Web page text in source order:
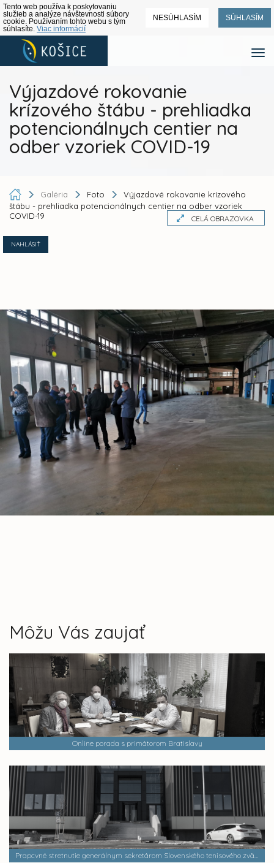
Tento web používa k poskytovaniu
služieb a analýze návštevnosti súbory
cookie. Používaním tohto webu s tým
súhlasíte. Viac informácií
NESÚHLASÍM SÚHLASÍM
Výjazdové rokovanie
krízového štábu - prehliadka
potencionálnych centier na
odber vzoriek COVID-19
Galéria Foto
Výjazdové rokovanie krízového
štábu - prehliadka potencionálnych centier na odber vzoriek
COVID-19
CELÁ OBRAZOVKA
NAHLÁSIŤ
Môžu Vás zaujať
Online porada s primátorom Bratislavy